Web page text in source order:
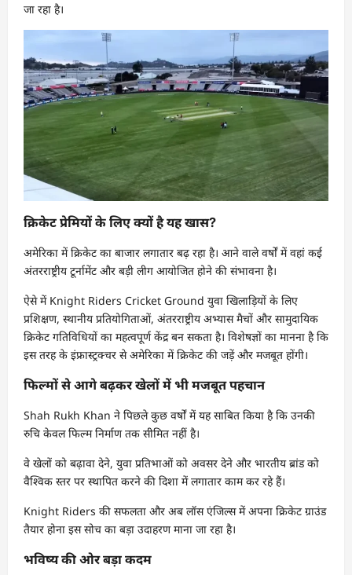
जा रहा है।
क्रिकेट प्रेमियों के लिए क्यों है यह खास?
अमेरिका में क्रिकेट का बाजार लगातार बढ़ रहा है। आने वाले वर्षों में वहां कई
अंतरराष्ट्रीय टूर्नामेंट और बड़ी लीग आयोजित होने की संभावना है।
ऐसे में Knight Riders Cricket Ground युवा खिलाड़ियों के लिए
प्रशिक्षण, स्थानीय प्रतियोगिताओं, अंतरराष्ट्रीय अभ्यास मैचों और सामुदायिक
क्रिकेट गतिविधियों का महत्वपूर्ण केंद्र बन सकता है। विशेषज्ञों का मानना है कि
इस तरह के इंफ्रास्ट्रक्चर से अमेरिका में क्रिकेट की जड़ें और मजबूत होंगी।
फिल्मों से आगे बढ़कर खेलों में भी मजबूत पहचान
Shah Rukh Khan ने पिछले कुछ वर्षों में यह साबित किया है कि उनकी
रुचि केवल फिल्म निर्माण तक सीमित नहीं है।
वे खेलों को बढ़ावा देने, युवा प्रतिभाओं को अवसर देने और भारतीय ब्रांड को
वैश्विक स्तर पर स्थापित करने की दिशा में लगातार काम कर रहे हैं।
Knight Riders की सफलता और अब लॉस एंजिल्स में अपना क्रिकेट ग्राउंड
तैयार होना इस सोच का बड़ा उदाहरण माना जा रहा है।
भविष्य की ओर बड़ा कदम